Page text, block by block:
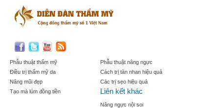
Phẫu thuật thẩm mỹ
Điều trị thẩm mỹ da
Nâng mũi đẹp
Tạo mà lúm đồng tiền
Phẫu thuật nâng ngực
Cách trị tàn nhan hiệu quả
Các trị sẹo hiệu quả
Liên kết khác
Nâng ngực nội soi